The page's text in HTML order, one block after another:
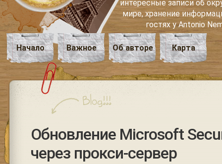
интересные записи об
мире, хранение
гостях у Antonio
Начало Важное Об авторе Карта
Обновление Microsoft
через прокси-сервер